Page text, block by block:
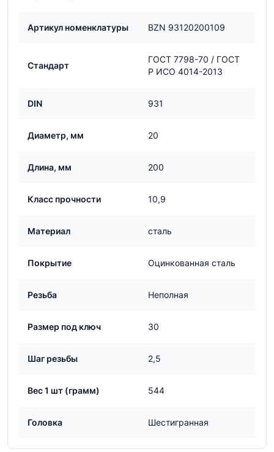
Артикул номенклатуры BZN 93120200109
Стандарт
ГОСТ 7798-70 / ГОСТ
Р ИСО 4014-2013
DIN 931
Диаметр, мм 20
Длина, мм 200
Класс прочности 10,9
Материал сталь
Покрытие Оцинкованная сталь
Резьба Неполная
Размер под ключ 30
Шаг резьбы 2,5
Вес 1 шт (грамм) 544
Головка Шестигранная